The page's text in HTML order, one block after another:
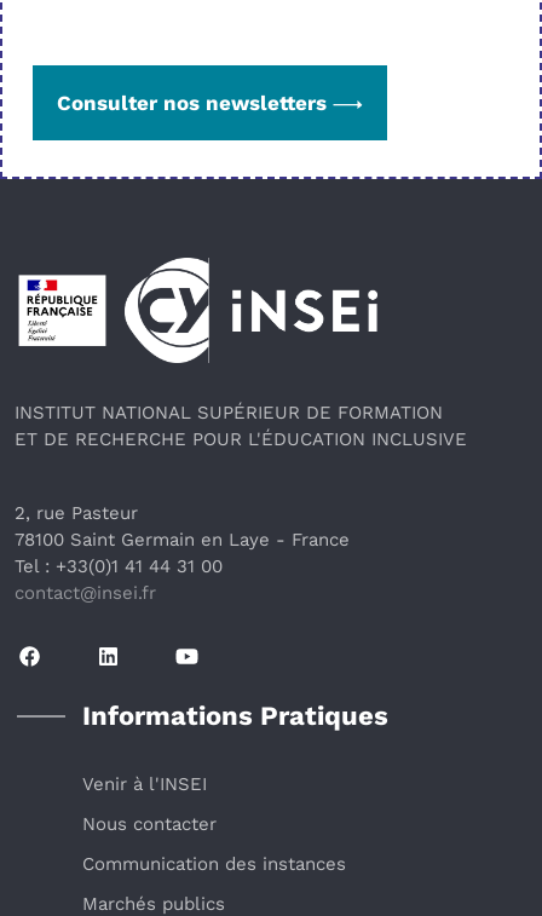
Consulter nos newsletters
Pied de page
INSTITUT NATIONAL SUPÉRIEUR DE FORMATION
ET DE RECHERCHE POUR L'ÉDUCATION INCLUSIVE
2, rue Pasteur
78100 Saint Germain en Laye - France
Tel : +33(0)1 41 44 31 00
contact@insei.fr
Informations Pratiques
Venir à l'INSEI
Nous contacter
Communication des instances
Marchés publics